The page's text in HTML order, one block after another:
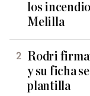
los
Melilla
Rodri
y su ficha
plantilla